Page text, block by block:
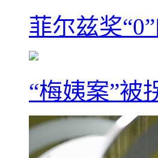
菲尔兹奖
“梅姨案”被